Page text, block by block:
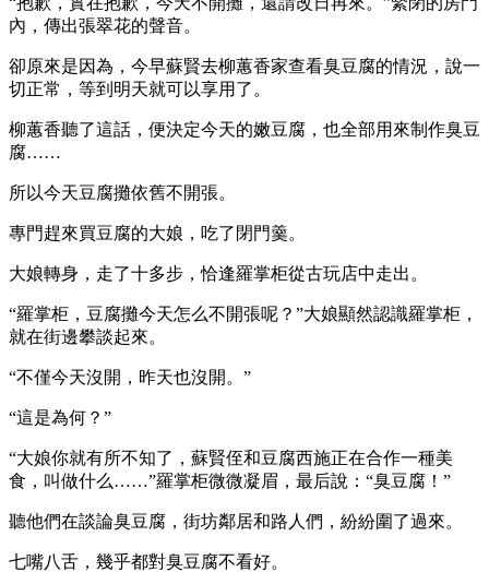
內，傳出張翠花的聲音。
卻原來是因為，今早蘇賢去柳蕙香家查看臭豆腐的情況，說一
切正常，等到明天就可以享用了。
柳蕙香聽了這話，便決定今天的嫩豆腐，也全部用來制作臭豆
腐……
所以今天豆腐攤依舊不開張。
專門趕來買豆腐的大娘，吃了閉門羹。
大娘轉身，走了十多步，恰逢羅掌柜從古玩店中走出。
“羅掌柜，豆腐攤今天怎么不開張呢？”大娘顯然認識羅掌柜，
就在街邊攀談起來。
“不僅今天沒開，昨天也沒開。”
“這是為何？”
“大娘你就有所不知了，蘇賢侄和豆腐西施正在合作一種美
食，叫做什么……”羅掌柜微微凝眉，最后說：“臭豆腐！”
聽他們在談論臭豆腐，街坊鄰居和路人們，紛紛圍了過來。
七嘴八舌，幾乎都對臭豆腐不看好。